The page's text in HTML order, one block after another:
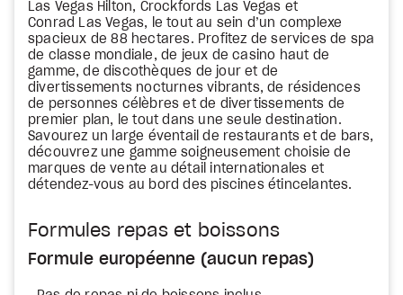
Las Vegas Hilton, Crockfords Las Vegas et
Conrad Las Vegas, le tout au sein d’un complexe
spacieux de 88 hectares. Profitez de services de spa
de classe mondiale, de jeux de casino haut de
gamme, de discothèques de jour et de
divertissements nocturnes vibrants, de résidences
de personnes célèbres et de divertissements de
premier plan, le tout dans une seule destination.
Savourez un large éventail de restaurants et de bars,
découvrez une gamme soigneusement choisie de
marques de vente au détail internationales et
détendez-vous au bord des piscines étincelantes.
Formules repas et boissons
Formule européenne (aucun repas)